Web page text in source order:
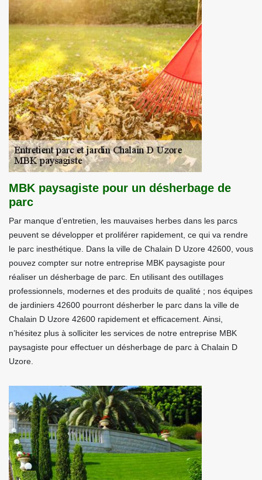
MBK paysagiste pour un désherbage de
parc
Par manque d’entretien, les mauvaises herbes dans les parcs
peuvent se développer et proliférer rapidement, ce qui va rendre
le parc inesthétique. Dans la ville de Chalain D Uzore 42600, vous
pouvez compter sur notre entreprise MBK paysagiste pour
réaliser un désherbage de parc. En utilisant des outillages
professionnels, modernes et des produits de qualité ; nos équipes
de jardiniers 42600 pourront désherber le parc dans la ville de
Chalain D Uzore 42600 rapidement et efficacement. Ainsi,
n’hésitez plus à solliciter les services de notre entreprise MBK
paysagiste pour effectuer un désherbage de parc à Chalain D
Uzore.